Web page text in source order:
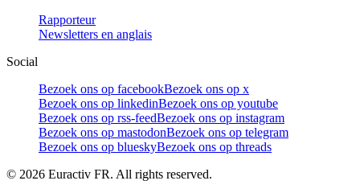
Rapporteur
Newsletters en anglais
Social
Bezoek ons op facebookBezoek ons op x
Bezoek ons op linkedinBezoek ons op youtube
Bezoek ons op rss-feedBezoek ons op instagram
Bezoek ons op mastodonBezoek ons op telegram
Bezoek ons op blueskyBezoek ons op threads
© 2026 Euractiv FR. All rights reserved.